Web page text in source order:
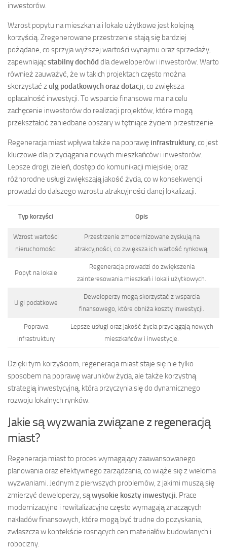
inwestorów.
Wzrost popytu na mieszkania i lokale użytkowe jest kolejną
korzyścią. Zregenerowane przestrzenie stają się bardziej
pożądane, co sprzyja wyższej wartości wynajmu oraz sprzedaży,
zapewniającstabilny dochód dla deweloperów i inwestorów. Warto
również zauważyć, że w takich projektach często można
skorzystać z ulg podatkowych oraz dotacji, co zwiększa
opłacalność inwestycji. To wsparcie finansowe ma na celu
zachęcenie inwestorów do realizacji projektów, które mogą
przekształcić zaniedbane obszary w tętniące życiem przestrzenie.
Regeneracja miast wpływa także na poprawę infrastruktury, co jest
kluczowe dla przyciągania nowych mieszkańców i inwestorów.
Lepsze drogi, zieleń, dostęp do komunikacji miejskiej oraz
różnorodne usługi zwiększają jakość życia, co w konsekwencji
prowadzi do dalszego wzrostu atrakcyjności danej lokalizacji.
Typ korzyści Opis
Wzrost wartości
nieruchomości
Przestrzenie zmodernizowane zyskują na
atrakcyjności, co zwiększa ich wartość rynkową.
Popyt na lokale
Regeneracja prowadzi do zwiększenia
zainteresowania mieszkań i lokali użytkowych.
Ulgi podatkowe
Deweloperzy mogą skorzystać z wsparcia
finansowego, które obniża koszty inwestycji.
Poprawa
infrastruktury
Lepsze usługi oraz jakość życia przyciągają nowych
mieszkańców i inwestycje.
Dzięki tym korzyściom, regeneracja miast staje się nie tylko
sposobem na poprawę warunków życia, ale także korzystną
strategią inwestycyjną, która przyczynia się do dynamicznego
rozwoju lokalnych rynków.
Jakie są wyzwania związane z regeneracją
miast?
Regeneracja miast to proces wymagający zaawansowanego
planowania oraz efektywnego zarządzania, co wiąże się z wieloma
wyzwaniami. Jednym z pierwszych problemów, z jakimi muszą się
zmierzyć deweloperzy, sąwysokie koszty inwestycji. Prace
modernizacyjne i rewitalizacyjne często wymagają znaczących
nakładów finansowych, które mogą być trudne do pozyskania,
zwłaszcza w kontekście rosnących cen materiałów budowlanych i
robocizny.